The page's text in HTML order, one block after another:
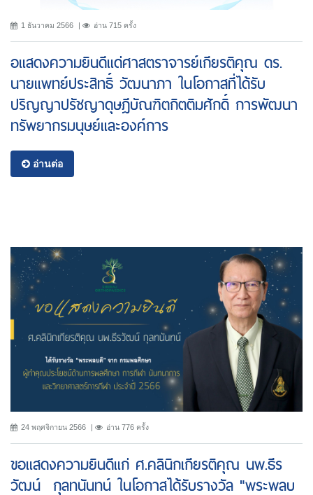
1 ธันวาคม 2566 อ่าน 715 ครั้ง
อแสดงความยินดีแด่ศาสตราจารย์เกียรติคุณ ดร.
นายแพทย์ประสิทธิ์ วัฒนาภา ในโอกาสที่ได้รับ
ปริญญาปรัชญาดุษฎีบัณฑิตกิตติมศักดิ์ การพัฒนา
ทรัพยากรมนุษย์และองค์การ
อ่านต่อ
24 พฤศจิกายน 2566 อ่าน 776 ครั้ง
ขอเเสดงความยินดีแก่ ศ.คลินิกเกียรติคุณ นพ.ธีร
วัฒน์ กุลทนันทน์ ในโอกาสได้รับรางวัล "พระพลบ